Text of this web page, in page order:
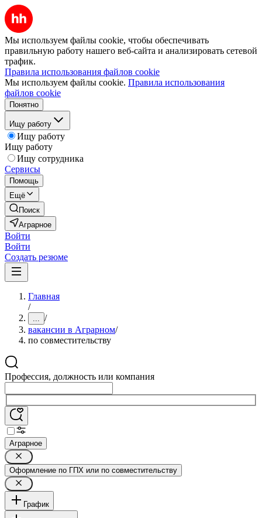
Мы используем файлы cookie, чтобы обеспечивать
правильную работу нашего веб-сайта и анализировать сетевой
трафик.
Правила использования файлов cookie
Мы используем файлы cookie. Правила использования
файлов cookie
Понятно
Ищу работу
Ищу работу
Ищу работу
Ищу сотрудника
Сервисы
Помощь
Ещё
Поиск
Аграрное
Войти
Войти
Создать резюме
Главная
/
... /
вакансии в Аграрном/
по совместительству
Профессия, должность или компания
Аграрное
Оформление по ГПХ или по совместительству
График